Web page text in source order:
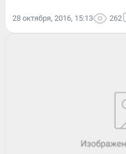
28 октября, 2016, 15:13 262